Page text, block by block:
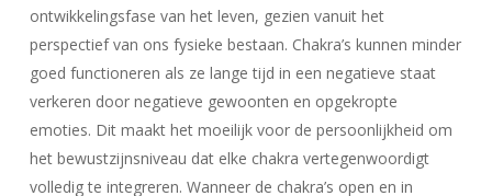
Geen producten in uw winkelwagen.
Go To Shop
ontwikkelingsfase van het leven, gezien vanuit het
perspectief van ons fysieke bestaan. Chakra’s kunnen minder
goed functioneren als ze lange tijd in een negatieve staat
verkeren door negatieve gewoonten en opgekropte
emoties. Dit maakt het moeilijk voor de persoonlijkheid om
het bewustzijnsniveau dat elke chakra vertegenwoordigt
volledig te integreren. Wanneer de chakra’s open en in